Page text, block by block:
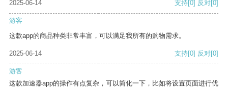
2025-06-14
支持[0] 反对[0]
游客
这款app的商品种类非常丰富，可以满足我所有的购物需求。
2025-06-14 支持[0] 反对[0]
游客
这款加速器app的操作有点复杂，可以简化一下，比如将设置页面进行优